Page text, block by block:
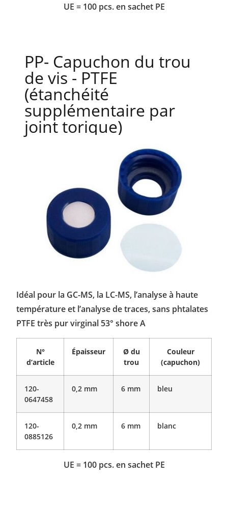
UE = 100 pcs. en sachet PE
PP- Capuchon du trou
de vis - PTFE
(étanchéité
supplémentaire par
joint torique)
Idéal pour la GC-MS, la LC-MS, l’analyse à haute
température et l’analyse de traces, sans phtalates
PTFE très pur virginal 53° shore A
N°
d’article
Épaisseur
Ø du
trou
Couleur
(capuchon)
120-
0647458
0,2 mm 6 mm bleu
120-
0885126
0,2 mm 6 mm blanc
UE = 100 pcs. en sachet PE